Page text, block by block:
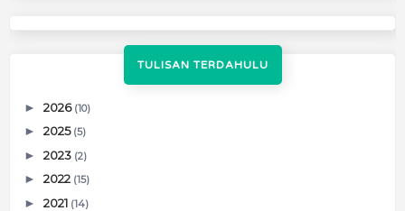
TULISAN TERDAHULU
► 2026 (10)
► 2025 (5)
► 2023 (2)
► 2022 (15)
► 2021 (14)